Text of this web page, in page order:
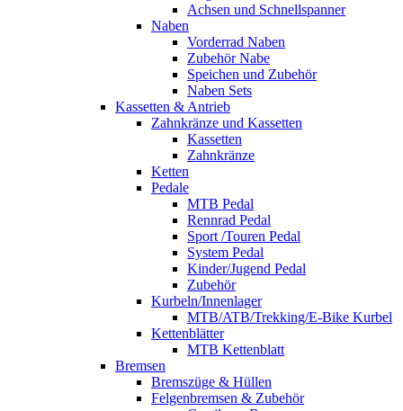
Achsen und Schnellspanner
Naben
Vorderrad Naben
Zubehör Nabe
Speichen und Zubehör
Naben Sets
Kassetten & Antrieb
Zahnkränze und Kassetten
Kassetten
Zahnkränze
Ketten
Pedale
MTB Pedal
Rennrad Pedal
Sport /Touren Pedal
System Pedal
Kinder/Jugend Pedal
Zubehör
Kurbeln/Innenlager
MTB/ATB/Trekking/E-Bike Kurbel
Kettenblätter
MTB Kettenblatt
Bremsen
Bremszüge & Hüllen
Felgenbremsen & Zubehör